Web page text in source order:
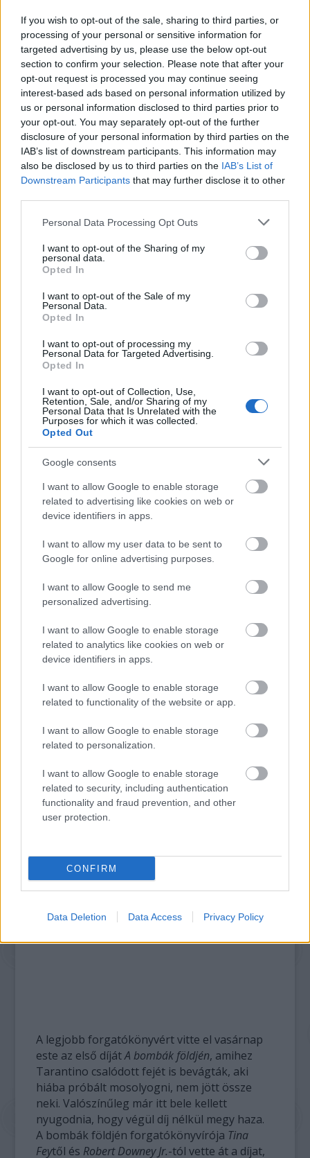
If you wish to opt-out of the sale, sharing to third parties, or
processing of your personal or sensitive information for
targeted advertising by us, please use the below opt-out
section to confirm your selection. Please note that after your
opt-out request is processed you may continue seeing
interest-based ads based on personal information utilized by
us or personal information disclosed to third parties prior to
your opt-out. You may separately opt-out of the further
disclosure of your personal information by third parties on the
IAB’s list of downstream participants. This information may
also be disclosed by us to third parties on the IAB’s List of
Downstream Participants that may further disclose it to other
Please note that this website/app uses one or more Google
not limited to your visit or usage behaviour. You may click to
grant or deny consent to Google and its third-party tags to
use your data for below specified purposes in below Google
consent section.
Personal Data Processing Opt Outs
I want to opt-out of the Sharing of my
personal data.
Opted In
I want to opt-out of the Sale of my
Personal Data.
Opted In
I want to opt-out of processing my
Personal Data for Targeted Advertising.
Opted In
I want to opt-out of Collection, Use,
Retention, Sale, and/or Sharing of my
Personal Data that Is Unrelated with the
Purposes for which it was collected.
Opted Out
Google consents
I want to allow Google to enable storage
related to advertising like cookies on web or
device identifiers in apps.
I want to allow my user data to be sent to
Google for online advertising purposes.
I want to allow Google to send me
personalized advertising.
I want to allow Google to enable storage
related to analytics like cookies on web or
device identifiers in apps.
I want to allow Google to enable storage
related to functionality of the website or app.
I want to allow Google to enable storage
related to personalization.
I want to allow Google to enable storage
related to security, including authentication
functionality and fraud prevention, and other
user protection.
CONFIRM
Data Deletion Data Access Privacy Policy
A legkerekebb beszédetChristoph Waltz
mondta, aki még a gála elején vette át a díjat
a legszexibb díjátadótól,
tól.
„Überbingo” – örült meg a díjnak és
Penelope Cruznak, majd Tarantino
kísérletező kedvét dicsérte, aki rendezőként
egy teljesen más irányba vitte el karakterét,
mint amerre ő maga indult volna.
A két műsorvezető poénkodott még
Harrelsonon is, hogy mennyire be lehet
szívva, aztán Christoph Waltz-cal sütöttek el
egy zsidós viccet: „a Becstelen Brigantykban
most egy aranybányában ül”.
A legjobb forgatókönyvért vitte el vasárnap
este az első díjátA bombák földjén, amihez
Tarantino csalódott fejét is bevágták, aki
hiába próbált mosolyogni, nem jött össze
neki. Valószínűleg már itt bele kellett
nyugodnia, hogy végül díj nélkül megy haza.
A bombák földjén forgatókönyvírója Tina
Feytől és Robert Downey Jr.-tól vette át a díjat,